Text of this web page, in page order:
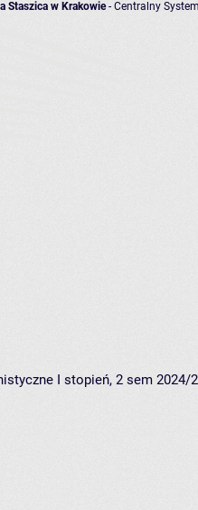
Staszica w Krakowie- Centralny
I stopień, 2 sem 2024/